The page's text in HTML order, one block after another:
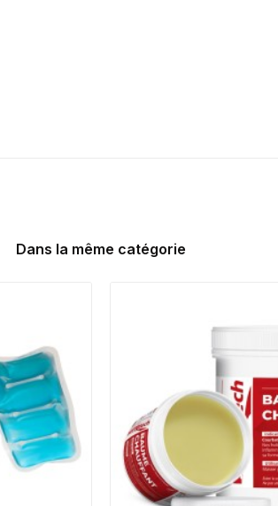
Dans la même catégorie